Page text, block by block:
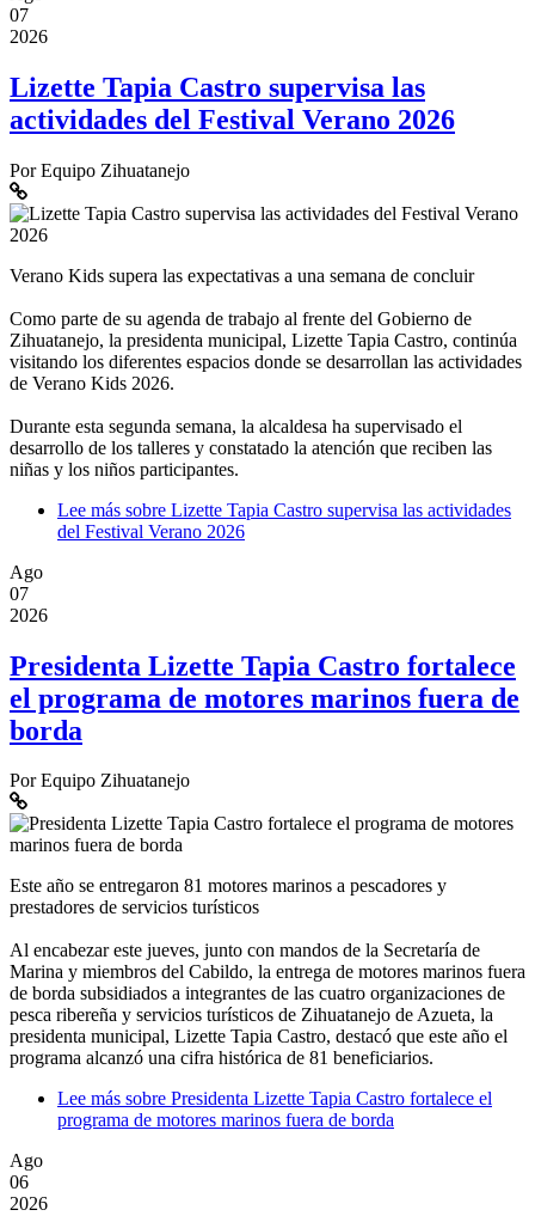
07
2026
Lizette Tapia Castro supervisa las
actividades del Festival Verano 2026
PorEquipo Zihuatanejo
Verano Kids supera las expectativas a una semana de concluir
Como parte de su agenda de trabajo al frente del Gobierno de
Zihuatanejo, la presidenta municipal, Lizette Tapia Castro, continúa
visitando los diferentes espacios donde se desarrollan las actividades
de Verano Kids 2026.
Durante esta segunda semana, la alcaldesa ha supervisado el
desarrollo de los talleres y constatado la atención que reciben las
niñas y los niños participantes.
Lee más sobre Lizette Tapia Castro supervisa las actividades
del Festival Verano 2026
Ago
07
2026
Presidenta Lizette Tapia Castro fortalece
el programa de motores marinos fuera de
borda
PorEquipo Zihuatanejo
Este año se entregaron 81 motores marinos a pescadores y
prestadores de servicios turísticos
Al encabezar este jueves, junto con mandos de la Secretaría de
Marina y miembros del Cabildo, la entrega de motores marinos fuera
de borda subsidiados a integrantes de las cuatro organizaciones de
pesca ribereña y servicios turísticos de Zihuatanejo de Azueta, la
presidenta municipal, Lizette Tapia Castro, destacó que este año el
programa alcanzó una cifra histórica de 81 beneficiarios.
Lee más sobre Presidenta Lizette Tapia Castro fortalece el
programa de motores marinos fuera de borda
Ago
06
2026